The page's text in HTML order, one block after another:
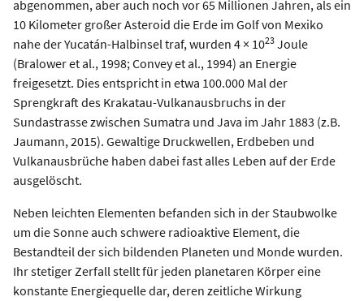
abgenommen, aber auch noch vor 65 Millionen Jahren, als ein
10 Kilometer großer Asteroid die Erde im Golf von Mexiko
nahe der Yucatán-Halbinsel traf, wurden 4 × 1023 Joule
(Bralower et al., 1998; Convey et al., 1994) an Energie
freigesetzt. Dies entspricht in etwa 100.000 Mal der
Sprengkraft des Krakatau-Vulkanausbruchs in der
Sundastrasse zwischen Sumatra und Java im Jahr 1883 (z.B.
Jaumann, 2015). Gewaltige Druckwellen, Erdbeben und
Vulkanausbrüche haben dabei fast alles Leben auf der Erde
ausgelöscht.
Neben leichten Elementen befanden sich in der Staubwolke
um die Sonne auch schwere radioaktive Element, die
Bestandteil der sich bildenden Planeten und Monde wurden.
Ihr stetiger Zerfall stellt für jeden planetaren Körper eine
konstante Energiequelle dar, deren zeitliche Wirkung